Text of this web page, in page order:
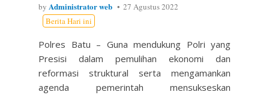
by Administrator web
27 Agustus 2022
Berita Hari ini
Polres Batu – Guna mendukung Polri yang
Presisi dalam pemulihan ekonomi dan
reformasi struktural serta mengamankan
agenda pemerintah mensukseskan